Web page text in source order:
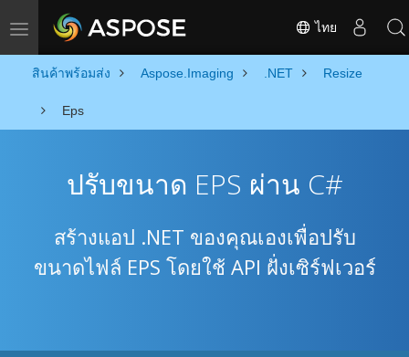
Toggle navigation ไทย
สินค้าพร้อมส่ง Aspose.Imaging .NET Resize
Eps
ปรับขนาด EPS ผ่าน C#
สร้างแอป .NET ของคุณเองเพื่อปรับ
ขนาดไฟล์ EPS โดยใช้ API ฝั่งเซิร์ฟเวอร์